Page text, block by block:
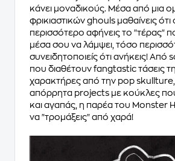
κάνει μοναδικούς. Μέσα από μια
φρικιαστικών ghouls μαθαίνεις ότι
περισσότερο αφήνεις το "τέρας"
μέσα σου να λάμψει, τόσο
συνειδητοποιείς ότι ανήκεις!
που διαθέτουν fangtastic τάσεις
χαρακτήρες από την pop
απόρρητα projects με κούκλες
και αγαπάς, η παρέα του Monster
να "τρομάξεις" από χαρά!